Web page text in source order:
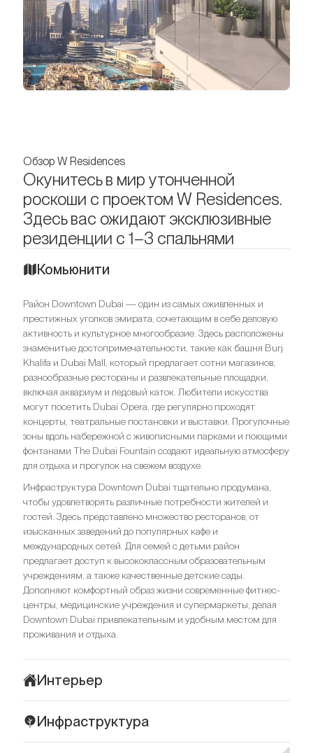
Обзор W Residences
Окунитесь в мир утонченной
роскоши с проектом W Residences.
Здесь вас ожидают эксклюзивные
резиденции с 1–3 спальнями
Комьюнити
Район Downtown Dubai — один из самых оживленных и
престижных уголков эмирата, сочетающим в себе деловую
активность и культурное многообразие. Здесь расположены
знаменитые достопримечательности, такие как башня Burj
Khalifa и Dubai Mall, который предлагает сотни магазинов,
разнообразные рестораны и развлекательные площадки,
включая аквариум и ледовый каток. Любители искусства
могут посетить Dubai Opera, где регулярно проходят
концерты, театральные постановки и выставки. Прогулочные
зоны вдоль набережной с живописными парками и поющими
фонтанами The Dubai Fountain создают идеальную атмосферу
для отдыха и прогулок на свежем воздухе.
Инфраструктура Downtown Dubai тщательно продумана,
чтобы удовлетворять различные потребности жителей и
гостей. Здесь представлено множество ресторанов, от
изысканных заведений до популярных кафе и
международных сетей. Для семей с детьми район
предлагает доступ к высококлассным образовательным
учреждениям, а также качественные детские сады.
Дополняют комфортный образ жизни современные фитнес-
центры, медицинские учреждения и супермаркеты, делая
Downtown Dubai привлекательным и удобным местом для
проживания и отдыха.
Интерьер
воплощают сочетание современного стиля и утонченной
Инфраструктура